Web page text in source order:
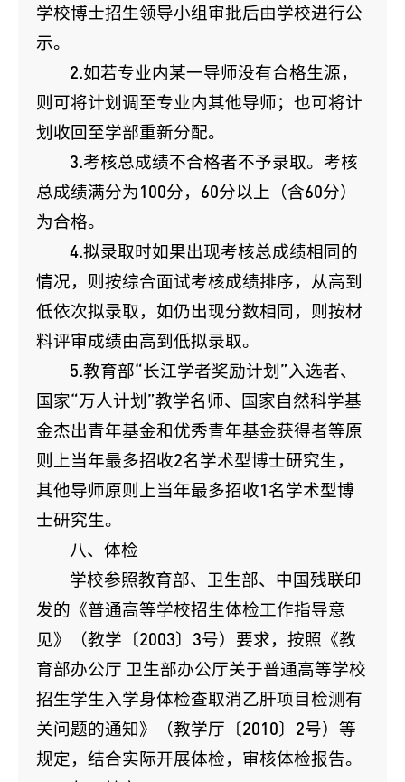
学校博士招生领导小组审批后由学校进行公
示。
2.如若专业内某一导师没有合格生源，
则可将计划调至专业内其他导师；也可将计
划收回至学部重新分配。
3.考核总成绩不合格者不予录取。考核
总成绩满分为100分，60分以上（含60分）
为合格。
4.拟录取时如果出现考核总成绩相同的
情况，则按综合面试考核成绩排序，从高到
低依次拟录取，如仍出现分数相同，则按材
料评审成绩由高到低拟录取。
5.教育部“长江学者奖励计划”入选者、
国家“万人计划”教学名师、国家自然科学基
金杰出青年基金和优秀青年基金获得者等原
则上当年最多招收2名学术型博士研究生，
其他导师原则上当年最多招收1名学术型博
士研究生。
八、体检
学校参照教育部、卫生部、中国残联印
发的《普通高等学校招生体检工作指导意
见》（教学〔2003〕3号）要求，按照《教
育部办公厅 卫生部办公厅关于普通高等学校
招生学生入学身体检查取消乙肝项目检测有
关问题的通知》（教学厅〔2010〕2号）等
规定，结合实际开展体检，审核体检报告。